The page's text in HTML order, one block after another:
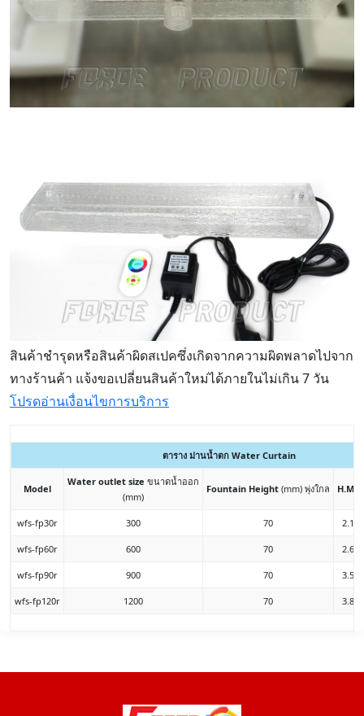
สินค้าชำรุดหรือสินค้าผิดสเปคซึ่งเกิดจากความผิดพลาดไปจาก
ทางร้านค้า แจ้งขอเปลี่ยนสินค้าใหม่ได้ภายในไม่เกิน 7 วัน
โปรดอ่านเงื่อนไขการบริการ
ตาราง ม่านน้ำตก Water Curtain
Model
Water outlet size ขนาดน้ำออก
(mm)
Fountain Height (mm) พุ่งใกล
wfs-fp30r 300 70 2.1m
wfs-fp60r 600 70 2.6m
wfs-fp90r 900 70 3.5m
wfs-fp120r 1200 70 3.8m